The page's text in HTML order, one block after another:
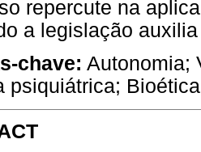
repercute na
a legislação
chave: Autonomia;
psiquiátrica;